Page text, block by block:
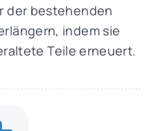
der bestehenden
indem sie
Teile erneuert.